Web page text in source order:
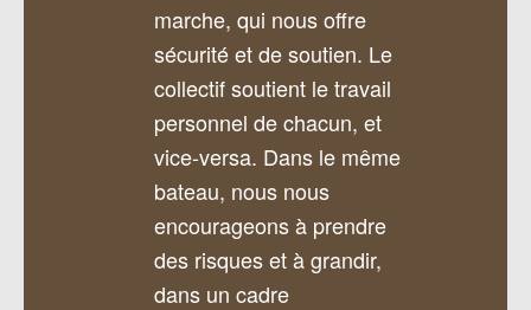
marche, qui nous offre
sécurité et de soutien. Le
collectif soutient le travail
personnel de chacun, et
vice-versa. Dans le même
bateau, nous nous
encourageons à prendre
des risques et à grandir,
dans un cadre